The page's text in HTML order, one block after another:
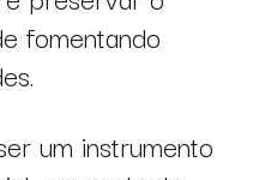
fomentando
um instrumento